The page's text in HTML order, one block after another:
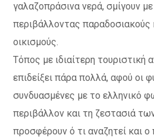
γαλαζοπράσινα νερά, σμίγουν
περιβάλλοντας παραδοσιακούς
οικισμούς.
Τόπος με ιδιαίτερη τουριστική
επιδείξει πάρα πολλά, αφού οι
συνδυασμένες με το ελληνικό
περιβάλλον και τη ζεστασιά
προσφέρουν ό τι αναζητεί και ο